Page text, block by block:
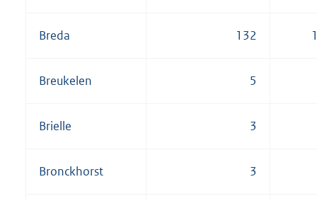
Breda 132
Breukelen 5
Brielle 3
Bronckhorst 3